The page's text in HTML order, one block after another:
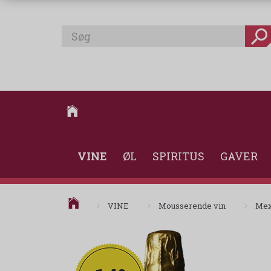
VINE ØL SPIRITUS GAVER
VINE Mousserende vin